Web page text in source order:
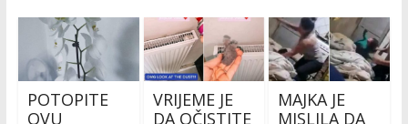
POTOPITE
OVU
VRIJEME JE
DA OČISTITE
MAJKA JE
MISLILA DA